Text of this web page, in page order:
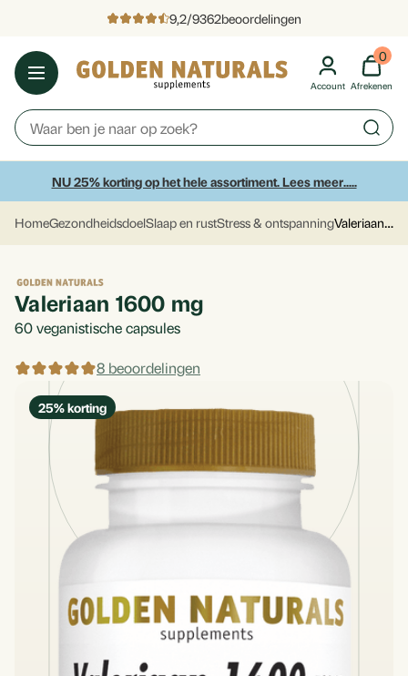
9,2/9362beoordelingen
Account
0
Afrekenen
NU 25% korting op het hele assortiment. Lees meer.....
HomeGezondheidsdoelSlaap en rustStress & ontspanning Valeriaan 1600 mg
Valeriaan 1600 mg
60veganistische capsules
8 beoordelingen
25% korting